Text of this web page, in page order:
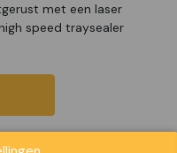
met een laser
speed traysealer